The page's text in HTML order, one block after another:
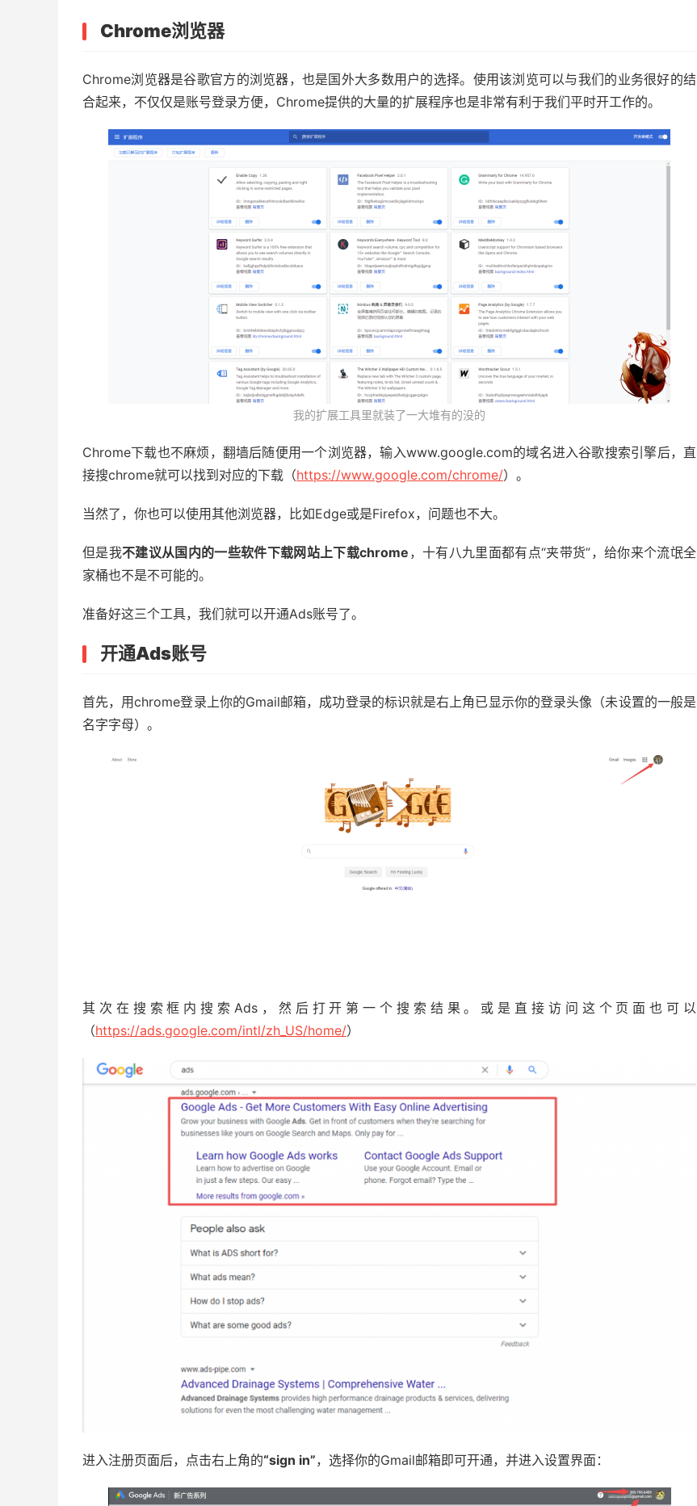
Chrome浏览器
Chrome浏览器是谷歌官方的浏览器，也是国外大多数用户的选择。使用该浏览可以与我们的业务很好的结
合起来，不仅仅是账号登录方便，Chrome提供的大量的扩展程序也是非常有利于我们平时开工作的。
我的扩展工具里就装了一大堆有的没的
Chrome下载也不麻烦，翻墙后随便用一个浏览器，输入www.google.com的域名进入谷歌搜索引擎后，直
接搜chrome就可以找到对应的下载（https://www.google.com/chrome/）。
当然了，你也可以使用其他浏览器，比如Edge或是Firefox，问题也不大。
但是我不建议从国内的一些软件下载网站上下载chrome ，十有八九里面都有点“夹带货”，给你来个流氓全
家桶也不是不可能的。
准备好这三个工具，我们就可以开通Ads账号了。
开通Ads账号
首先，用chrome登录上你的Gmail邮箱，成功登录的标识就是右上角已显示你的登录头像（未设置的一般是
名字字母）。
其次在搜索框内搜索Ads，然后打开第一个搜索结果。或是直接访问这个页面也可以
（https://ads.google.com/intl/zh_US/home/）
进入注册页面后，点击右上角的“sign in”，选择你的Gmail邮箱即可开通，并进入设置界面：